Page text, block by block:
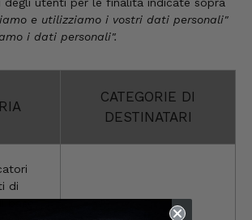
e utilizziamo i vostri dati personali"
i dati personali".
CATEGORIE DI
DESTINATARI
di
base